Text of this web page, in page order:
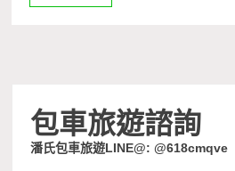
包車旅遊諮詢
潘氏包車旅遊LINE@: @618cmqve